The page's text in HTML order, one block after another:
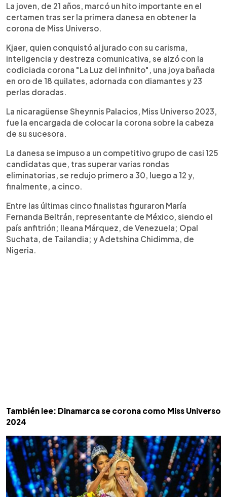
La joven, de 21 años, marcó un hito importante en el
certamen tras ser la primera danesa en obtener la
corona de Miss Universo.
Kjaer, quien conquistó al jurado con su carisma,
inteligencia y destreza comunicativa, se alzó con la
codiciada corona "La Luz del infinito", una joya bañada
en oro de 18 quilates, adornada con diamantes y 23
perlas doradas.
La nicaragüense Sheynnis Palacios, Miss Universo 2023,
fue la encargada de colocar la corona sobre la cabeza
de su sucesora.
La danesa se impuso a un competitivo grupo de casi 125
candidatas que, tras superar varias rondas
eliminatorias, se redujo primero a 30, luego a 12 y,
finalmente, a cinco.
Entre las últimas cinco finalistas figuraron María
Fernanda Beltrán, representante de México, siendo el
país anfitrión; Ileana Márquez, de Venezuela; Opal
Suchata, de Tailandia; y Adetshina Chidimma, de
Nigeria.
También lee: Dinamarca se corona como Miss Universo
2024